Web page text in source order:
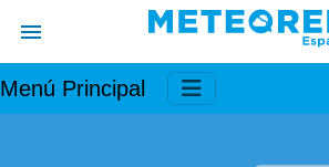
Menú Principal